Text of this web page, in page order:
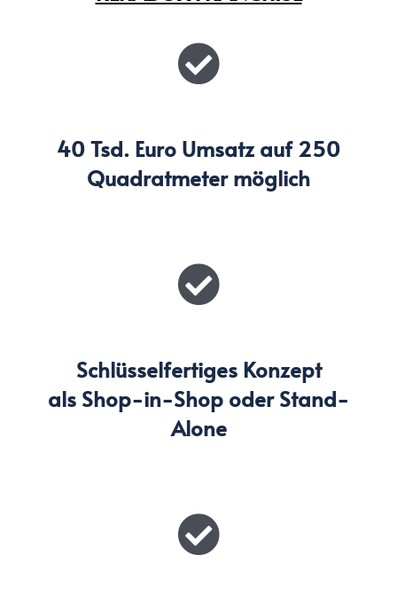
40 Tsd. Euro Umsatz auf 250
Quadratmeter möglich
Schlüsselfertiges Konzept
als Shop-in-Shop oder Stand-
Alone